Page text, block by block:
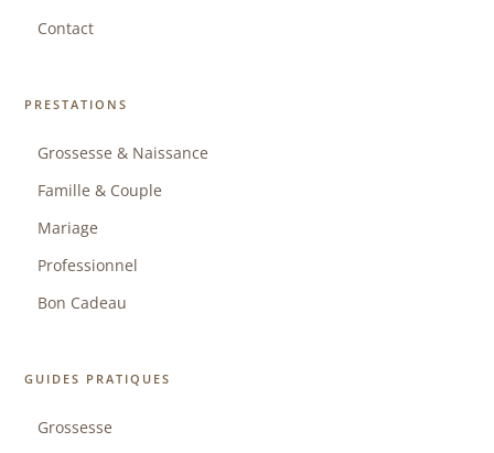
Contact
PRESTATIONS
Grossesse & Naissance
Famille & Couple
Mariage
Professionnel
Bon Cadeau
GUIDES PRATIQUES
Grossesse